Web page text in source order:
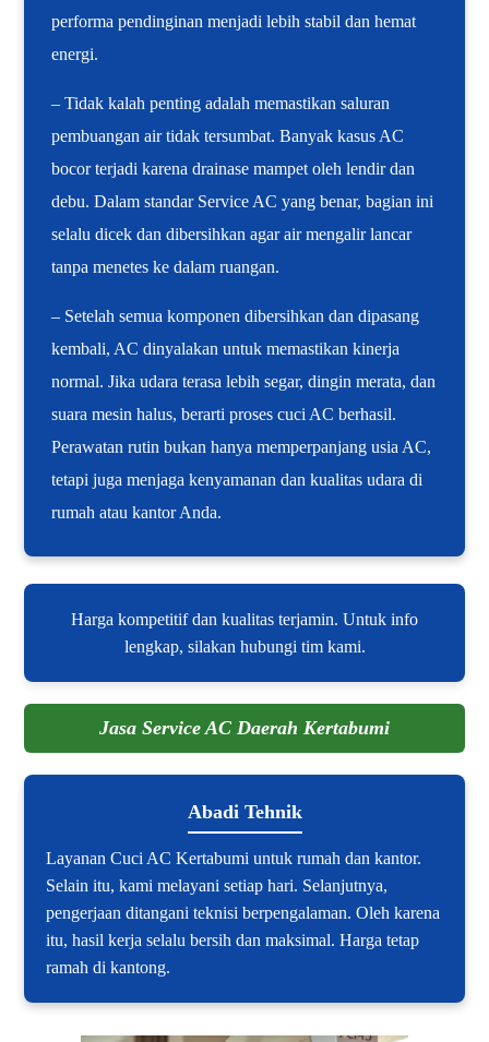
performa pendinginan menjadi lebih stabil dan hemat
energi.
– Tidak kalah penting adalah memastikan saluran
pembuangan air tidak tersumbat. Banyak kasus AC
bocor terjadi karena drainase mampet oleh lendir dan
debu. Dalam standar Service AC yang benar, bagian ini
selalu dicek dan dibersihkan agar air mengalir lancar
tanpa menetes ke dalam ruangan.
– Setelah semua komponen dibersihkan dan dipasang
kembali, AC dinyalakan untuk memastikan kinerja
normal. Jika udara terasa lebih segar, dingin merata, dan
suara mesin halus, berarti proses cuci AC berhasil.
Perawatan rutin bukan hanya memperpanjang usia AC,
tetapi juga menjaga kenyamanan dan kualitas udara di
rumah atau kantor Anda.
Harga kompetitif dan kualitas terjamin. Untuk info
lengkap, silakan hubungi tim kami.
Jasa Service AC Daerah Kertabumi
Abadi Tehnik
Layanan Cuci AC Kertabumi untuk rumah dan kantor.
Selain itu, kami melayani setiap hari. Selanjutnya,
pengerjaan ditangani teknisi berpengalaman. Oleh karena
itu, hasil kerja selalu bersih dan maksimal. Harga tetap
ramah di kantong.